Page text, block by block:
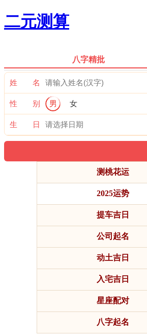
二元测算
八字精批
姓 名
性 别 男 女
生 日
测桃花运
2025运势
提车吉日
公司起名
动土吉日
入宅吉日
星座配对
八字起名